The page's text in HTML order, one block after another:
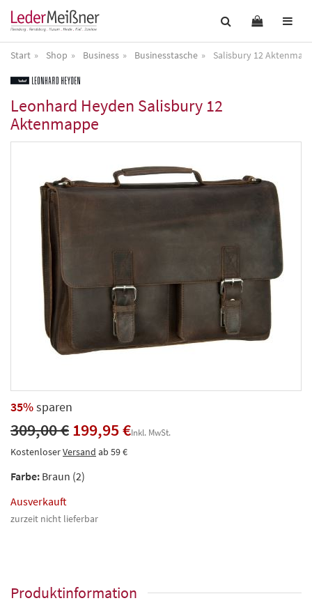
Start Shop Business Businesstasche Salisbury 12
Leonhard Heyden Salisbury 12
Aktenmappe
35%sparen
309,00 €199,95 €Inkl. MwSt.
KostenloserVersand ab 59 €
Farbe: Braun (2)
Ausverkauft
zurzeit nicht lieferbar
Produktinformation